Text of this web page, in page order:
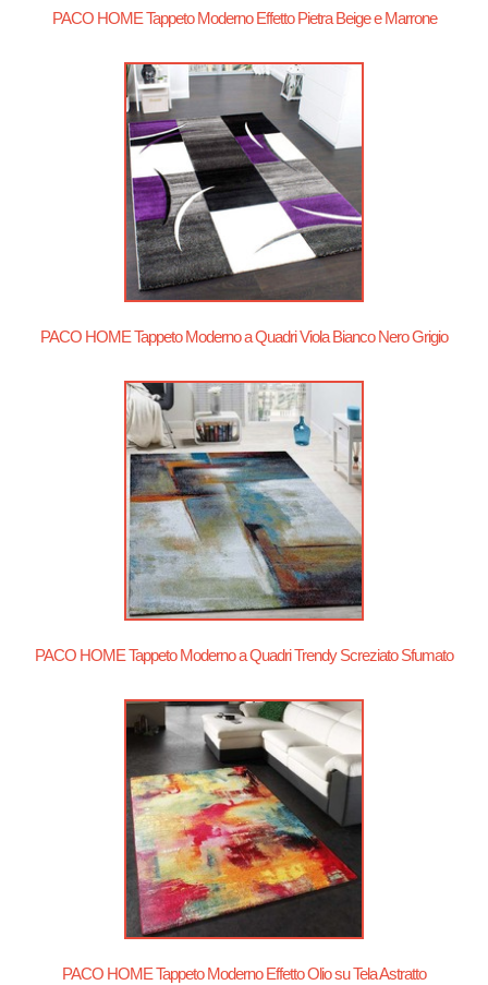
PACO HOME Tappeto Moderno Effetto Pietra Beige e Marrone
PACO HOME Tappeto Moderno a Quadri Viola Bianco Nero Grigio
PACO HOME Tappeto Moderno a Quadri Trendy Screziato Sfumato
PACO HOME Tappeto Moderno Effetto Olio su Tela Astratto